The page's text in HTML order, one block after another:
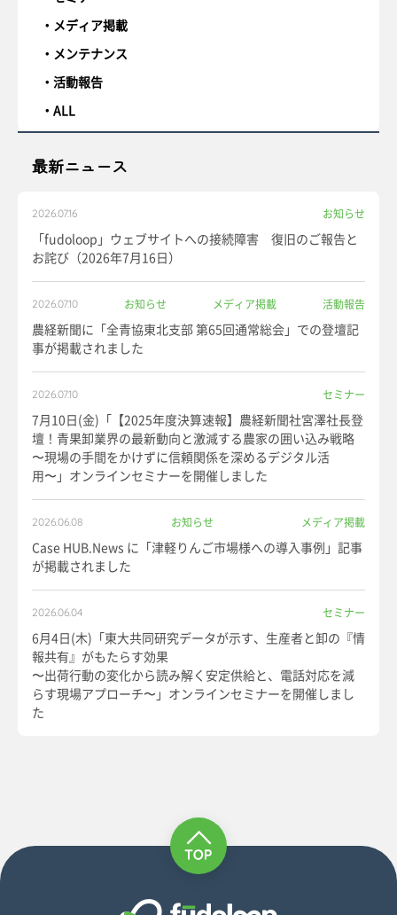
メディア掲載
メンテナンス
活動報告
ALL
最新ニュース
2026.07.16 お知らせ
「fudoloop」ウェブサイトへの接続障害 復旧のご報告と
お詫び（2026年7月16日）
2026.07.10 お知らせ メディア掲載 活動報告
農経新聞に「全青協東北支部 第65回通常総会」での登壇記
事が掲載されました
2026.07.10 セミナー
7月10日(金)「【2025年度決算速報】農経新聞社宮澤社長登
壇！青果卸業界の最新動向と激減する農家の囲い込み戦略
〜現場の手間をかけずに信頼関係を深めるデジタル活
用〜」オンラインセミナーを開催しました
2026.06.08 お知らせ メディア掲載
Case HUB.News に「津軽りんご市場様への導入事例」記事
が掲載されました
2026.06.04 セミナー
6月4日(木)「東大共同研究データが示す、生産者と卸の『情
報共有』がもたらす効果
〜出荷行動の変化から読み解く安定供給と、電話対応を減
らす現場アプローチ〜」オンラインセミナーを開催しまし
た